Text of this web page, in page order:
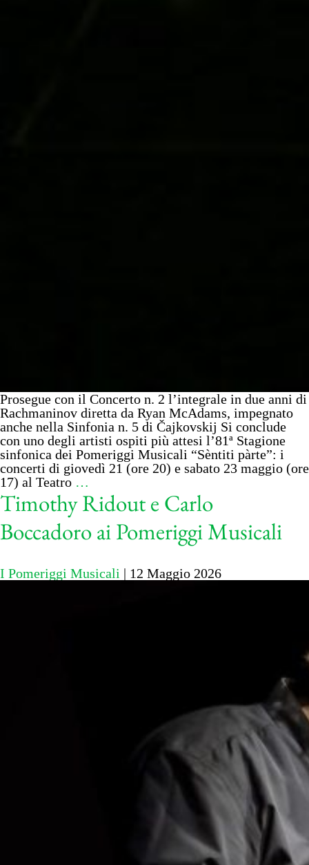
Prosegue con il Concerto n. 2 l’integrale in due anni di
Rachmaninov diretta da Ryan McAdams, impegnato
anche nella Sinfonia n. 5 di Čajkovskij Si conclude
con uno degli artisti ospiti più attesi l’81ª Stagione
sinfonica dei Pomeriggi Musicali “Sèntiti pàrte”: i
concerti di giovedì 21 (ore 20) e sabato 23 maggio (ore
17) al Teatro …
Timothy Ridout e Carlo
Boccadoro ai Pomeriggi Musicali
I Pomeriggi Musicali | 12 Maggio 2026